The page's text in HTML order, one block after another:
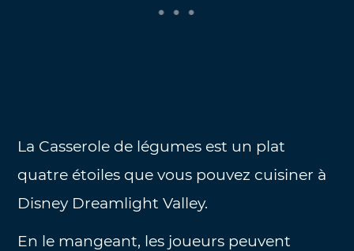
La Casserole de légumes est un plat
quatre étoiles que vous pouvez cuisiner à
Disney Dreamlight Valley.
En le mangeant, les joueurs peuvent